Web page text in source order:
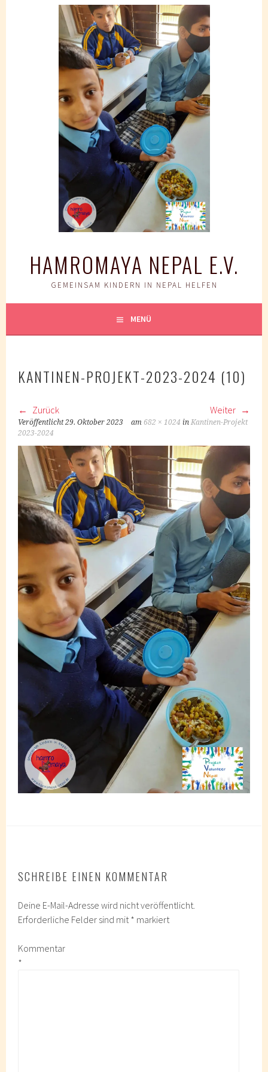
HAMROMAYA NEPAL E.V.
GEMEINSAM KINDERN IN NEPAL HELFEN
MENÜ
KANTINEN-PROJEKT-2023-2024 (10)
Zurück Weiter
Veröffentlicht29. Oktober 2023 am 682 × 1024 inKantinen-Projekt
2023-2024
SCHREIBE EINEN KOMMENTAR
Deine E-Mail-Adresse wird nicht veröffentlicht.
Erforderliche Felder sind mit* markiert
Kommentar
*